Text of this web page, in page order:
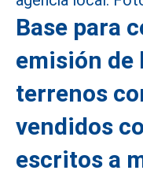
Base para
emisión de
terrenos
vendidos
escritos a